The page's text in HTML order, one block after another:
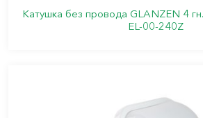
Катушка без провода GLANZEN 4
EL-00-240Z